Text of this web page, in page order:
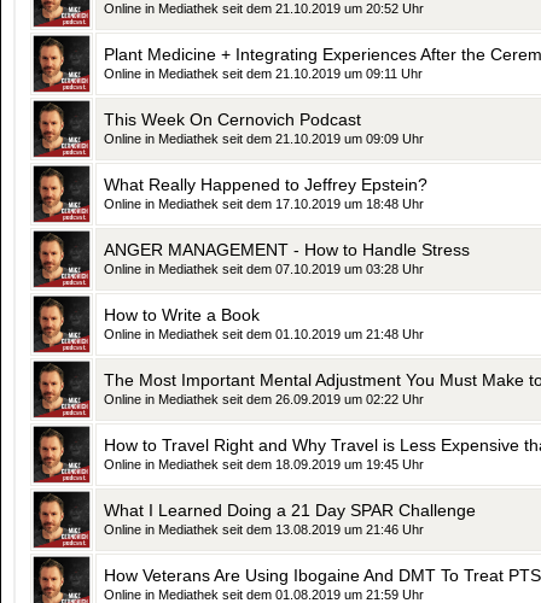
Online in Mediathek seit dem 21.10.2019 um 20:52 Uhr
Plant Medicine + Integrating Experiences After the
Online in Mediathek seit dem 21.10.2019 um 09:11 Uhr
This Week On Cernovich Podcast
Online in Mediathek seit dem 21.10.2019 um 09:09 Uhr
What Really Happened to Jeffrey Epstein?
Online in Mediathek seit dem 17.10.2019 um 18:48 Uhr
ANGER MANAGEMENT - How to Handle Stress
Online in Mediathek seit dem 07.10.2019 um 03:28 Uhr
How to Write a Book
Online in Mediathek seit dem 01.10.2019 um 21:48 Uhr
The Most Important Mental Adjustment You Must Make
Online in Mediathek seit dem 26.09.2019 um 02:22 Uhr
How to Travel Right and Why Travel is Less Expensive
Online in Mediathek seit dem 18.09.2019 um 19:45 Uhr
What I Learned Doing a 21 Day SPAR Challenge
Online in Mediathek seit dem 13.08.2019 um 21:46 Uhr
How Veterans Are Using Ibogaine And DMT To Treat
Online in Mediathek seit dem 01.08.2019 um 21:59 Uhr